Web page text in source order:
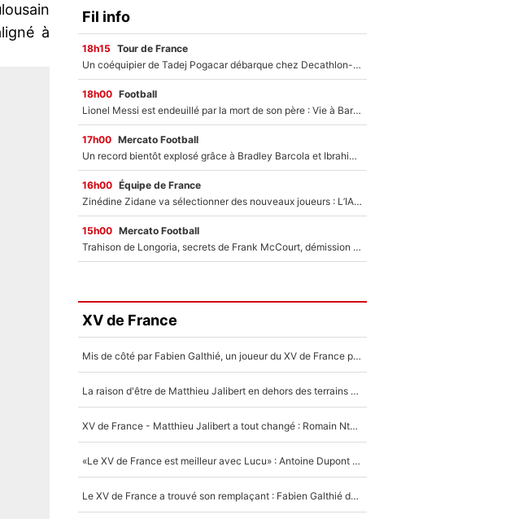
à
Fil info
18h15 Tour de France
Un coéquipier de Tadej Pogacar débarque chez Decathlon-CMA CGM pour épauler Paul Seixas : «Mes meilleures années sont à venir»
18h00 Football
Lionel Messi est endeuillé par la mort de son père : Vie à Barcelone, transfert au PSG... voilà comment Jorge Messi a joué un rôle essentiel dans sa carrière !
17h00 Mercato Football
Un record bientôt explosé grâce à Bradley Barcola et Ibrahim Mbaye : Le PSG sur le point de réaliser un mercato historique ?
16h00 Équipe de France
Zinédine Zidane va sélectionner des nouveaux joueurs : L’IA dévoile les 5 cracks qui pourraient rapidement le rejoindre en équipe de France !
15h00 Mercato Football
Trahison de Longoria, secrets de Frank McCourt, démission de Roberto De Zerbi : Medhi Benatia se lâche sur son départ de l'OM et fait d'importantes révélations
XV de France
Mis de côté par Fabien Galthié, un joueur du XV de France partage sa frustration : «ils ne me l’ont pas dit tout de suite»
La raison d'être de Matthieu Jalibert en dehors des terrains de rugby : «Ça m'atteint autant que si tu touches à un membre de ma famille»
XV de France - Matthieu Jalibert a tout changé : Romain Ntamack doit-il s’inquiéter pour sa place à un an de la Coupe du monde ?
«Le XV de France est meilleur avec Lucu» : Antoine Dupont doit-il s’inquiéter pour sa place ?
Le XV de France a trouvé son remplaçant : Fabien Galthié doit-il se passer d'Antoine Dupont ?